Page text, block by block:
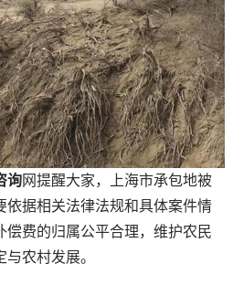
询网提醒大家，上海市承包地被
依据相关法律法规和具体案件情
偿费的归属公平合理，维护农民
农村发展。